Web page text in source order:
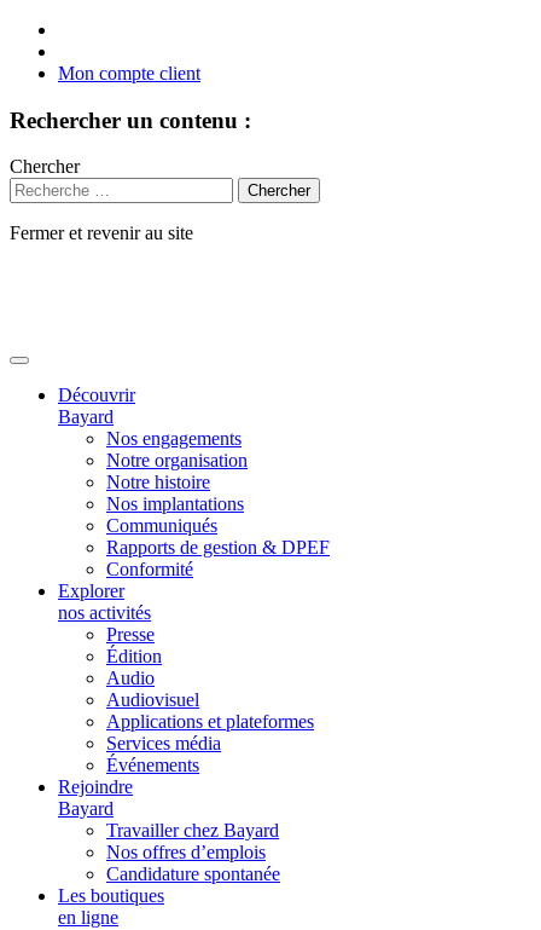
Mon compte client
Rechercher un contenu :
Chercher
Fermer et revenir au site
Découvrir
Bayard
Nos engagements
Notre organisation
Notre histoire
Nos implantations
Communiqués
Rapports de gestion & DPEF
Conformité
Explorer
nos activités
Presse
Édition
Audio
Audiovisuel
Applications et plateformes
Services média
Événements
Rejoindre
Bayard
Travailler chez Bayard
Nos offres d’emplois
Candidature spontanée
Les boutiques
en ligne